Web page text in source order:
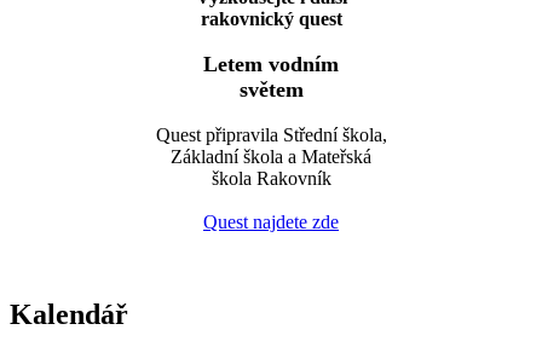
rakovnický quest
Letem vodním
světem
Quest připravila Střední škola,
Základní škola a Mateřská
škola Rakovník
Quest najdete zde
Kalendář